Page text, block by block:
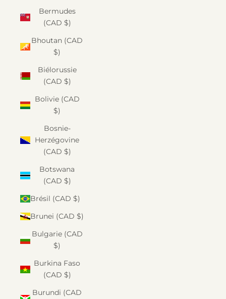
Bermudes
(CAD $)
Bhoutan (CAD
$)
Biélorussie
(CAD $)
Bolivie (CAD
$)
Bosnie-
Herzégovine
(CAD $)
Botswana
(CAD $)
Brésil (CAD $)
Brunei (CAD $)
Bulgarie (CAD
$)
Burkina Faso
(CAD $)
Burundi (CAD